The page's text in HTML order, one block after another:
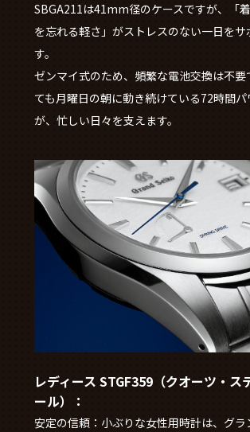
SBGA211は41mm径のケースですが、「
を忘れる軽さ」がストレスのない一日をサ
す。
ゼンマイ式のため、頻繁な電池交換は不要
ても月曜日の朝に動き続けている72時間
が、忙しい日々を支えます。
レディース STGF359（クオーツ・ス
ール）：
安定の信頼：小ぶりな女性用時計は、グラ